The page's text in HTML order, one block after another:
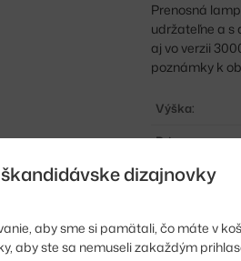
Prenosná
udržateľne a s
aj vo verzii
poznámky k
Výška:
Priemer:
Farba:
Krytie:
dizajnovky
aby sme si pamätali, čo máte v
aby ste sa nemuseli zakaždým